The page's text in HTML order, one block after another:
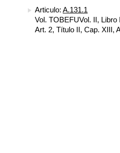
Articulo: A.131.1
Vol. TOBEFUVol. II,
Art. 2, Título II, Cap. XIII,